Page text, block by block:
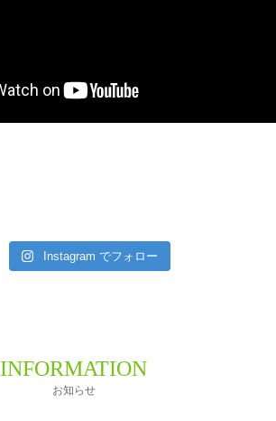
Instagram でフォロー
INFORMATION
お知らせ